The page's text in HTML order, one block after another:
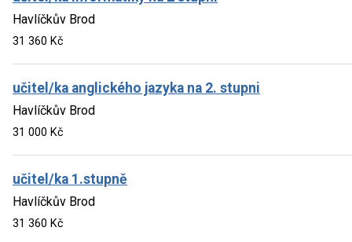
Havlíčkův Brod
31 360 Kč
učitel/ka anglického jazyka na 2. stupni
Havlíčkův Brod
31 000 Kč
učitel/ka 1.stupně
Havlíčkův Brod
31 360 Kč